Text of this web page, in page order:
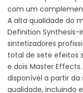
com um
A alta qualidade do
Definition
sintetizadores
total de sete efeitos
e dois Master
disponível a partir da
qualidade, incluindo